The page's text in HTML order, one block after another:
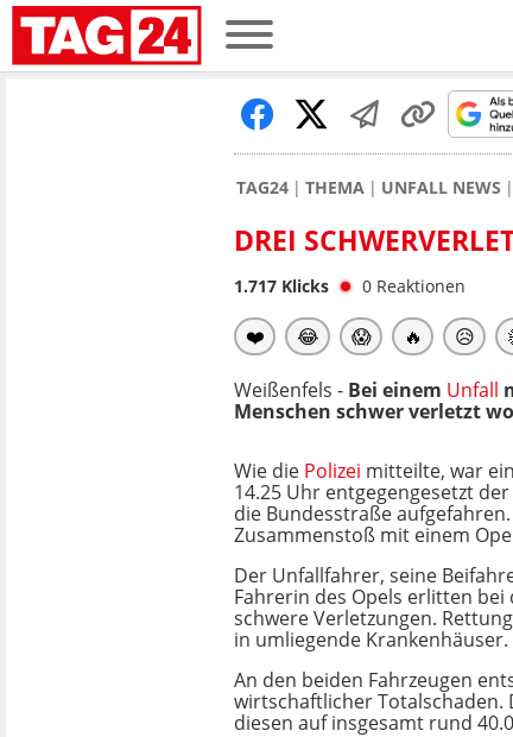
TAG24 THEMA UNFALL NEWS
DREI
1.717 Klicks 0 Reaktionen
❤️ 😂 😱 🔥 😥
Weißenfels - Bei einem Unfall
Menschen schwer verletzt
Wie die Polizei mitteilte, war
14.25 Uhr entgegengesetzt
die Bundesstraße
Zusammenstoß mit einem
Der Unfallfahrer, seine
Fahrerin des Opels erlitten bei
schwere Verletzungen.
in umliegende Krankenhäuser.
An den beiden Fahrzeugen
wirtschaftlicher Totalschaden.
diesen auf insgesamt rund